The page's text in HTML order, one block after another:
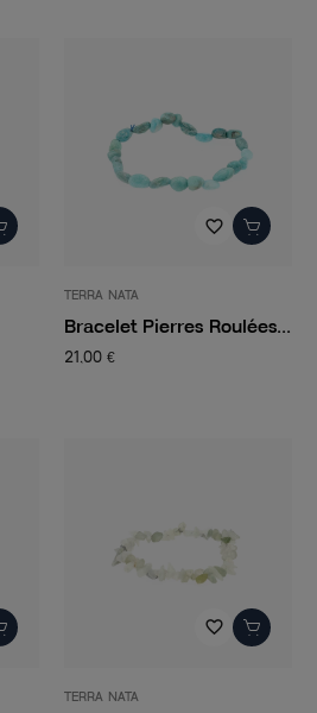
favorite_border
TERRA NATA
Bracelet Pierres Roulées...
21,00 €
favorite_border
TERRA NATA